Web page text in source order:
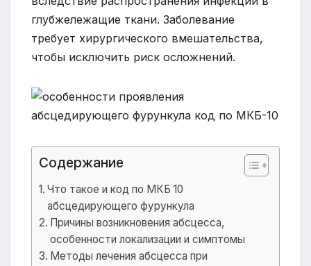
глубжележащие ткани. Заболевание
требует хирургического вмешательства,
чтобы исключить риск осложнений.
Содержание
Что такое и код по МКБ 10
абсцедирующего фурункула
Причины возникновения абсцесса,
особенности локализации и симптомы
Методы лечения абсцесса при